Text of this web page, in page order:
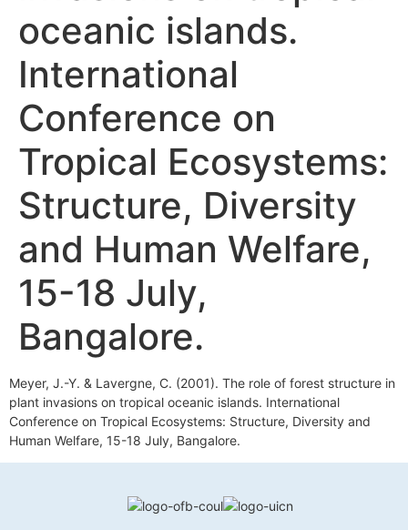
oceanic islands.
International
Conference on
Tropical Ecosystems:
Structure, Diversity
and Human Welfare,
15-18 July,
Bangalore.
Meyer, J.-Y. & Lavergne, C. (2001). The role of forest structure in
plant invasions on tropical oceanic islands. International
Conference on Tropical Ecosystems: Structure, Diversity and
Human Welfare, 15-18 July, Bangalore.